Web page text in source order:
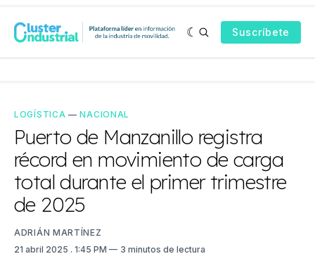
Suscríbete
LOGÍSTICA —NACIONAL
Puerto de Manzanillo registra
récord en movimiento de carga
total durante el primer trimestre
de 2025
ADRIÁN MARTÍNEZ
21 abril 2025 . 1:45 PM 3 minutos de lectura